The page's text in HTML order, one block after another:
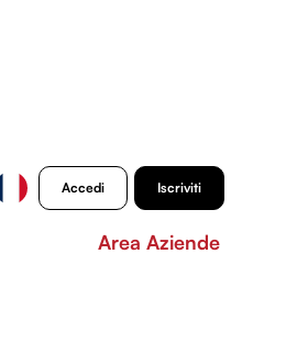
Accedi Iscriviti
Area Aziende